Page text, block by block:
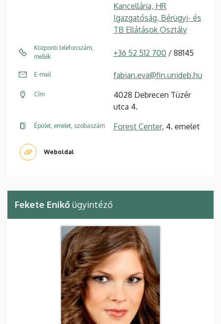
Kancellária, HR
Igazgatóság, Bérügyi- és
TB Ellátások Osztály
Központi telefonszám,
mellék
+36 52 512 700 / 88145
E-mail fabian.eva@fin.unideb.hu
Cím
4028 Debrecen Tüzér
utca 4.
Épület, emelet, szobaszám Forest Center, 4. emelet
Weboldal
Fekete Enikő ügyintéző